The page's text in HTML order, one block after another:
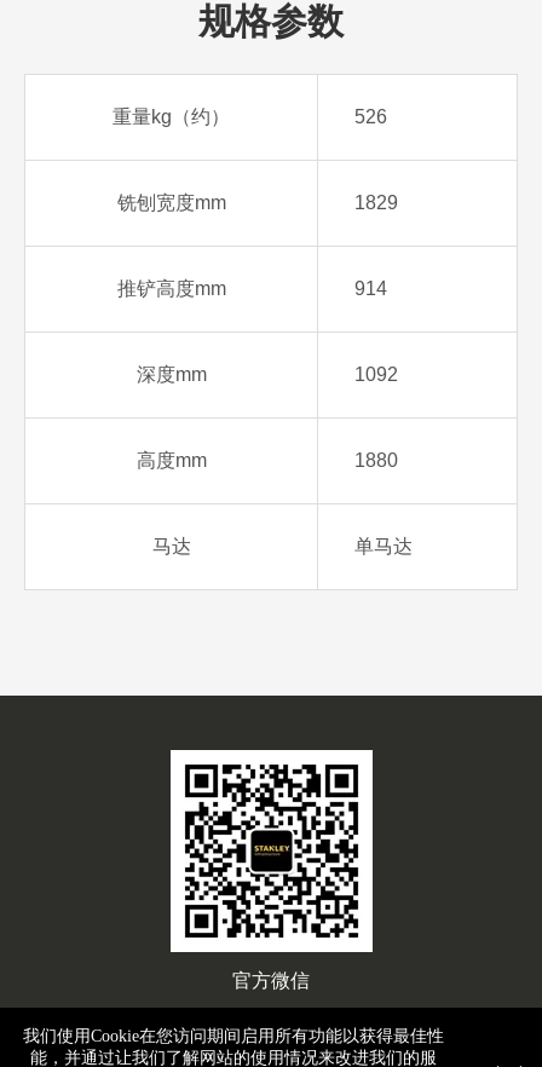
规格参数
重量kg（约） 526
铣刨宽度mm 1829
推铲高度mm 914
深度mm 1092
高度mm 1880
马达 单马达
官方微信
我们使用Cookie在您访问期间启用所有功能以获得最佳性
能，并通过让我们了解网站的使用情况来改进我们的服